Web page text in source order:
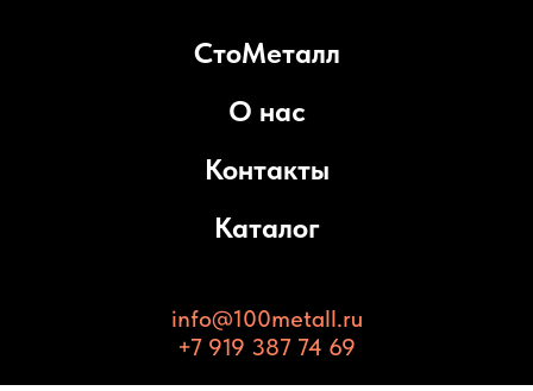
СтоМеталл
О нас
Контакты
Каталог
info@100metall.ru
+7 919 387 74 69